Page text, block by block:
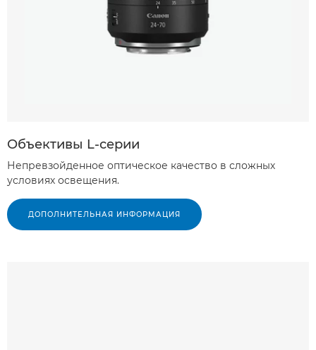
Объективы L-серии
Непревзойденное оптическое качество в сложных
условиях освещения.
ДОПОЛНИТЕЛЬНАЯ ИНФОРМАЦИЯ